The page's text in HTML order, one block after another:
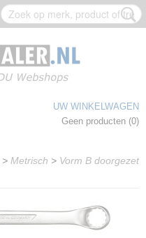
UW WINKELWAGEN
Geen producten (0)
> Metrisch > Vorm B doorgezet